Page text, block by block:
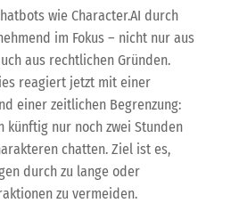
wie Character.AI durch
im Fokus – nicht nur aus
aus rechtlichen Gründen.
reagiert jetzt mit einer
einer zeitlichen Begrenzung:
nur noch zwei Stunden
chatten. Ziel ist es,
durch zu lange oder
zu vermeiden.